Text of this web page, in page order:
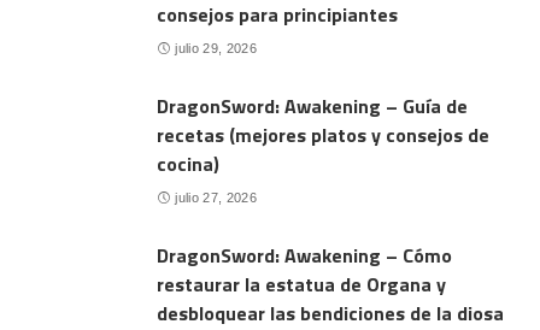
consejos para principiantes
julio 29, 2026
DragonSword: Awakening – Guía de
recetas (mejores platos y consejos de
cocina)
julio 27, 2026
DragonSword: Awakening – Cómo
restaurar la estatua de Organa y
desbloquear las bendiciones de la diosa